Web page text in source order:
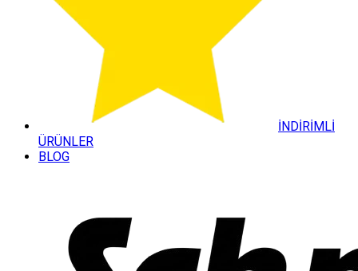
İNDİRİMLİ
ÜRÜNLER
BLOG